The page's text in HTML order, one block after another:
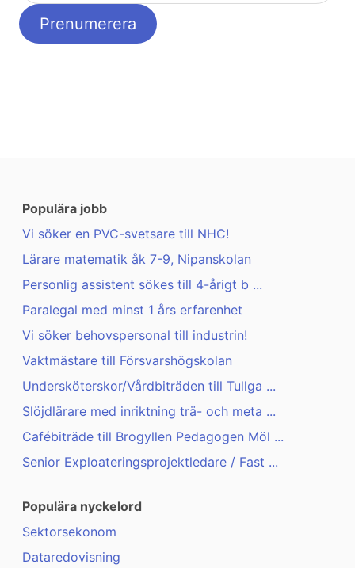
Populära jobb
Vi söker en PVC-svetsare till NHC!
Lärare matematik åk 7-9, Nipanskolan
Personlig assistent sökes till 4-årigt b ...
Paralegal med minst 1 års erfarenhet
Vi söker behovspersonal till industrin!
Vaktmästare till Försvarshögskolan
Undersköterskor/Vårdbiträden till Tullga ...
Slöjdlärare med inriktning trä- och meta ...
Cafébiträde till Brogyllen Pedagogen Möl ...
Senior Exploateringsprojektledare / Fast ...
Populära nyckelord
Sektorsekonom
Dataredovisning